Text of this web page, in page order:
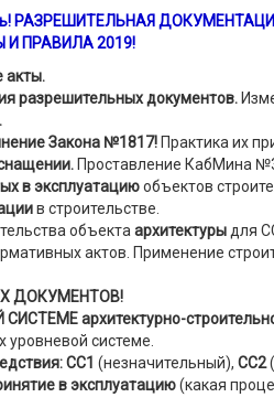
РАЗРЕШИТЕЛЬНАЯ
ПРАВИЛА 2019!
акты.
разрешительных документов.
Закона №1817! Практика их
Проставление КабМина
в эксплуатациюобъектов
в строительстве.
объекта архитектуры для
актов. Применение
ДОКУМЕНТОВ!
архитектурно-
уровневой системе.
СС1 (незначительный), СС2
в эксплуатацию(какая